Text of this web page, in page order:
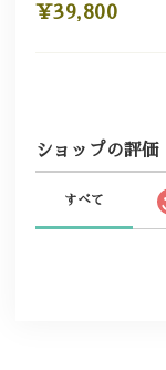
¥39,800
ショップの評価
すべて